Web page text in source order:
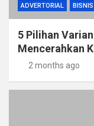
ADVERTORIAL BISNIS
5 Pilihan
Mencerahkan
2 months ago